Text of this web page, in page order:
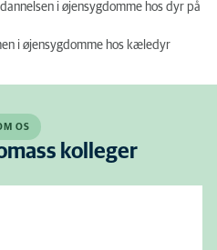
i øjensygdomme hos dyr på
i øjensygdomme hos kæledyr
OS
kolleger